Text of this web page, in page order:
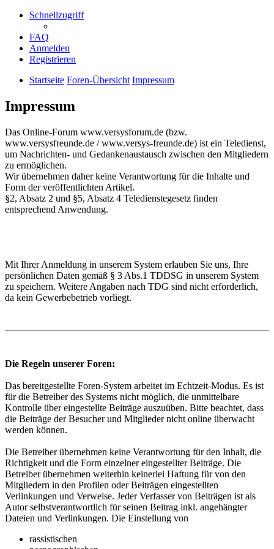
Schnellzugriff
FAQ
Anmelden
Registrieren
Startseite Foren-Übersicht Impressum
Impressum
Das Online-Forum www.versysforum.de (bzw.
www.versysfreunde.de / www.versys-freunde.de) ist ein Teledienst,
um Nachrichten- und Gedankenaustausch zwischen den Mitgliedern
zu ermöglichen.
Wir übernehmen daher keine Verantwortung für die Inhalte und
Form der veröffentlichten Artikel.
§2, Absatz 2 und §5, Absatz 4 Teledienstegesetz finden
entsprechend Anwendung.
Mit Ihrer Anmeldung in unserem System erlauben Sie uns, Ihre
persönlichen Daten gemäß § 3 Abs.1 TDDSG in unserem System
zu speichern. Weitere Angaben nach TDG sind nicht erforderlich,
da kein Gewerbebetrieb vorliegt.
Die Regeln unserer Foren:
Das bereitgestellte Foren-System arbeitet im Echtzeit-Modus. Es ist
für die Betreiber des Systems nicht möglich, die unmittelbare
Kontrolle über eingestellte Beiträge auszuüben. Bitte beachtet, dass
die Beiträge der Besucher und Mitglieder nicht online überwacht
werden können.
Die Betreiber übernehmen keine Verantwortung für den Inhalt, die
Richtigkeit und die Form einzelner eingestellter Beiträge. Die
Betreiber übernehmen weiterhin keinerlei Haftung für von den
Mitgliedern in den Profilen oder Beiträgen eingestellten
Verlinkungen und Verweise. Jeder Verfasser von Beiträgen ist als
Autor selbstverantwortlich für seinen Beitrag inkl. angehängter
Dateien und Verlinkungen. Die Einstellung von
rassistischen